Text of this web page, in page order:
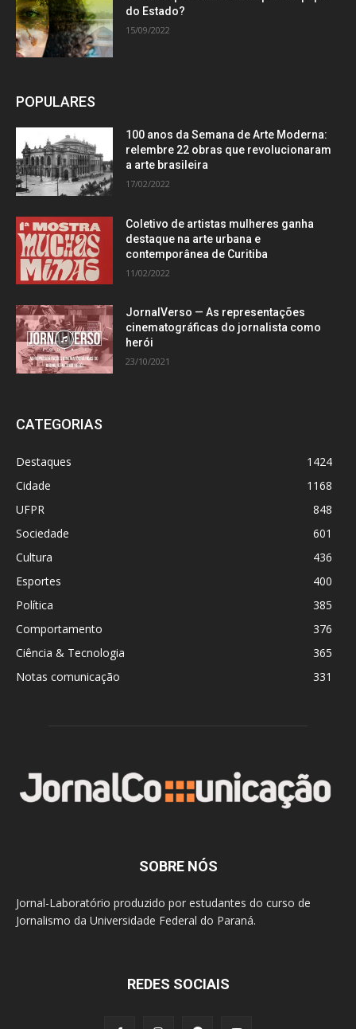
do Estado?
15/09/2022
POPULARES
100 anos da Semana de Arte Moderna:
relembre 22 obras que revolucionaram
a arte brasileira
17/02/2022
Coletivo de artistas mulheres ganha
destaque na arte urbana e
contemporânea de Curitiba
11/02/2022
JornalVerso — As representações
cinematográficas do jornalista como
herói
23/10/2021
CATEGORIAS
Destaques
1424
Cidade
1168
UFPR
848
Sociedade
601
Cultura
436
Esportes
400
Política
385
Comportamento
376
Ciência & Tecnologia
365
Notas comunicação
331
SOBRE NÓS
Jornal-Laboratório produzido por estudantes do curso de
Jornalismo da Universidade Federal do Paraná.
REDES SOCIAIS